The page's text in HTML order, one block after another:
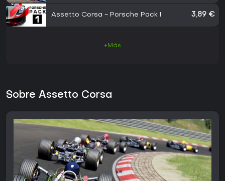
Assetto Corsa - Porsche Pack I 3,89 €
+Más
Sobre Assetto Corsa